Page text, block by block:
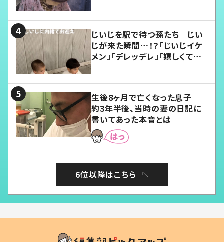
じいじを駅で待つ孫たち じい
じが来た瞬間…！？「じいじイケ
メン」「デレッデレ」「嬉しくて可
生後8ヶ月で亡くなった息子
約3年半後、当時の妻の日記に
書いてあった本音とは
6位以降はこちら